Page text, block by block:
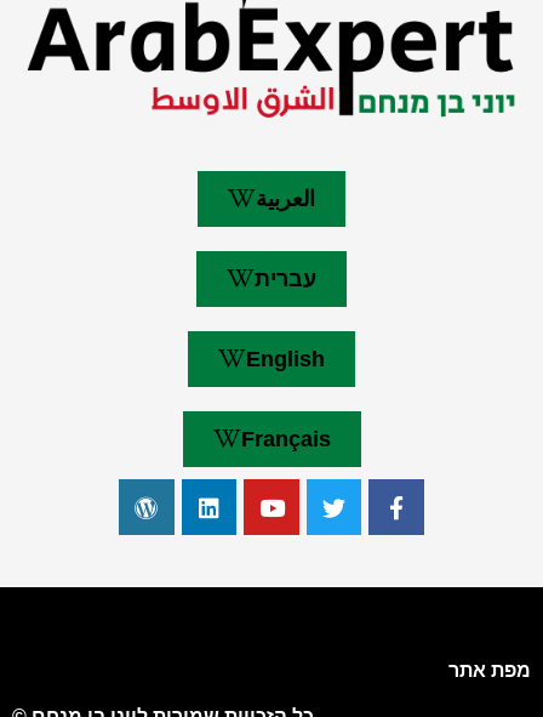
العربية
עברית
English
Français
מפת אתר